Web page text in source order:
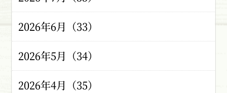
2026年6月（33）
2026年5月（34）
2026年4月（35）